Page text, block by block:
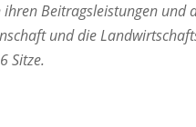
Beitragsleistungen und
und die
Sitze.